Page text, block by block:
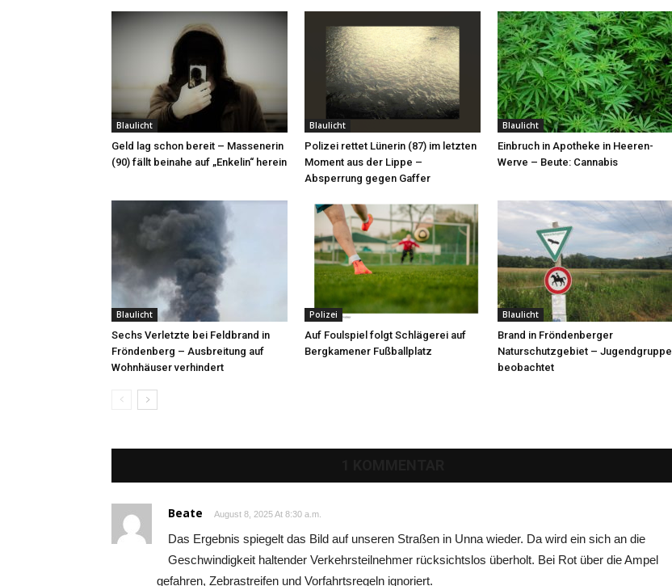
Blaulicht
Geld lag schon bereit – Massenerin
(90) fällt beinahe auf „Enkelin“ herein
Blaulicht
Polizei rettet Lünerin (87) im letzten
Moment aus der Lippe –
Absperrung gegen Gaffer
Blaulicht
Einbruch in Apotheke in Heeren-
Werve – Beute: Cannabis
Blaulicht
Sechs Verletzte bei Feldbrand in
Fröndenberg – Ausbreitung auf
Wohnhäuser verhindert
Polizei
Auf Foulspiel folgt Schlägerei auf
Bergkamener Fußballplatz
Blaulicht
Brand in Fröndenberger
Naturschutzgebiet – Jugendgruppe
beobachtet
Beate August 8, 2025 At 8:30 a.m.
Das Ergebnis spiegelt das Bild auf unseren Straßen in Unna wieder. Da wird ein sich an die
Geschwindigkeit haltender Verkehrsteilnehmer rücksichtslos überholt. Bei Rot über die Ampel
gefahren, Zebrastreifen und Vorfahrtsregeln ignoriert.